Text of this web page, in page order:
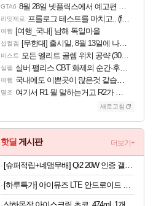
GTA6 8월 28일 넷플릭스에서 예고편 공개 예정
리밋제로 프롤로그 테스트를 마치고.. (feat. 리아)
여행 [여행_국내] 남해 독일마을
섭컬겜 [무한대] 출시일, 8월 13일에 나오나
비스트 모든 엘리트 골렘 위치 공략 (30개) - 방랑 결투가
실팰 실버 팰리스 CBT 화제의 순간·후기 모음
여행 국내에도 이쁜곳이 많은것 같습니다
명조 여기서 R1 뭘 말하는거고 R2가 뭘말하는걸까요?
새로고침
핫딜 게시판 더보기+